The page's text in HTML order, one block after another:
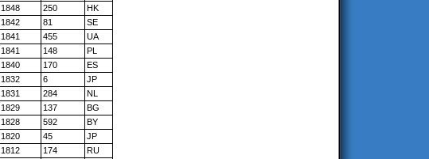
1848 250
HK
1842 81
SE
1841 455
UA
1841 148
PL
1840 170
ES
1832 6
JP
1831 284
NL
1829 137
BG
1828 592
BY
1820 45
JP
1812 174
RU